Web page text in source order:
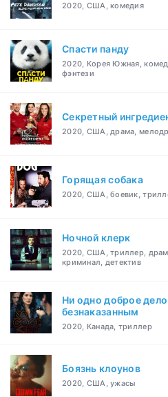
2020, США, комедия
Спасти панду
2020, Корея Южная,
фэнтези
Секретный
2020, США, драма,
Горящая собака
2020, США, боевик,
Ночной клерк
2020, США, триллер,
криминал, детектив
Ни одно доброе
безнаказанным
2020, Канада, триллер
Боязнь клоунов
2020, США, ужасы